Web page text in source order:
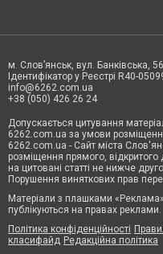
м. Слов’янськ, вул. Банківська,
Ідентифікатор у Реєстрі R40-
info@6262.com.ua
+38 (050) 426 26 24
Допускається цитування
6262.com.ua за умови
6262.com.ua - Сайт міста
розміщення прямого,
на цитовані статті не нижче
Порушення виняткових прав
Матеріали з плашками
публікуються на правах реклами.
Політика конфіденційності
класифайд Редакційна політика